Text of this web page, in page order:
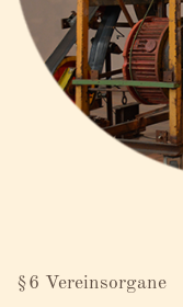
§6 Vereinsorgane